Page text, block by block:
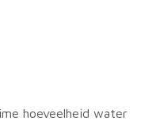
hoeveelheid water